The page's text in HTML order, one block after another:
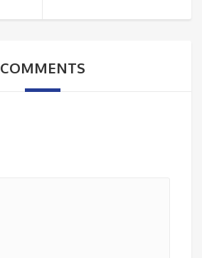
COMMENTS